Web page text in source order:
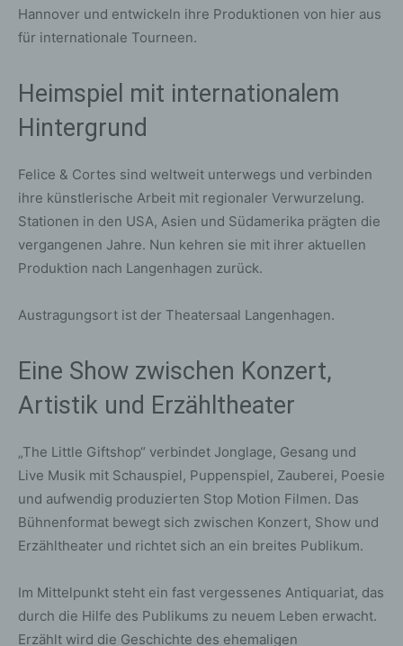
Hannover und entwickeln ihre Produktionen von hier aus
für internationale Tourneen.
Heimspiel mit internationalem
Hintergrund
Felice & Cortes sind weltweit unterwegs und verbinden
ihre künstlerische Arbeit mit regionaler Verwurzelung.
Stationen in den USA, Asien und Südamerika prägten die
vergangenen Jahre. Nun kehren sie mit ihrer aktuellen
Produktion nach Langenhagen zurück.
Austragungsort ist der Theatersaal Langenhagen.
Eine Show zwischen Konzert,
Artistik und Erzähltheater
„The Little Giftshop“ verbindet Jonglage, Gesang und
Live Musik mit Schauspiel, Puppenspiel, Zauberei, Poesie
und aufwendig produzierten Stop Motion Filmen. Das
Bühnenformat bewegt sich zwischen Konzert, Show und
Erzähltheater und richtet sich an ein breites Publikum.
Im Mittelpunkt steht ein fast vergessenes Antiquariat, das
durch die Hilfe des Publikums zu neuem Leben erwacht.
Erzählt wird die Geschichte des ehemaligen